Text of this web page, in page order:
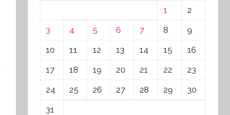
1
2
3
4 5 6 7 8
9
10
11 12 13 14 15
16
17
18 19 20 21 22
23
24
25 26 27 28 29
30
31